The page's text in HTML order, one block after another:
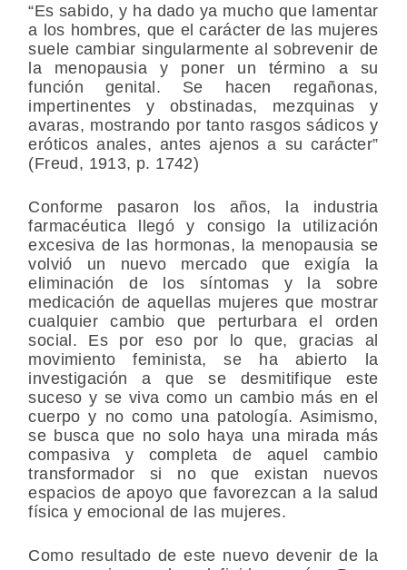
“Es sabido, y ha dado ya mucho que lamentar
a los hombres, que el carácter de las mujeres
suele cambiar singularmente al sobrevenir de
la menopausia y poner un término a su
función genital. Se hacen regañonas,
impertinentes y obstinadas, mezquinas y
avaras, mostrando por tanto rasgos sádicos y
eróticos anales, antes ajenos a su carácter”
(Freud, 1913, p. 1742)
Conforme pasaron los años, la industria
farmacéutica llegó y consigo la utilización
excesiva de las hormonas, la menopausia se
volvió un nuevo mercado que exigía la
eliminación de los síntomas y la sobre
medicación de aquellas mujeres que mostrar
cualquier cambio que perturbara el orden
social. Es por eso por lo que, gracias al
movimiento feminista, se ha abierto la
investigación a que se desmitifique este
suceso y se viva como un cambio más en el
cuerpo y no como una patología. Asimismo,
se busca que no solo haya una mirada más
compasiva y completa de aquel cambio
transformador si no que existan nuevos
espacios de apoyo que favorezcan a la salud
física y emocional de las mujeres.
Como resultado de este nuevo devenir de la